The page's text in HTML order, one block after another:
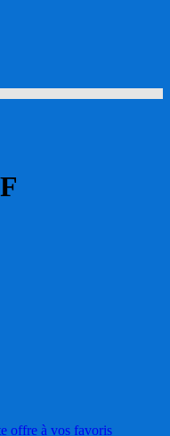
offre à vos favoris